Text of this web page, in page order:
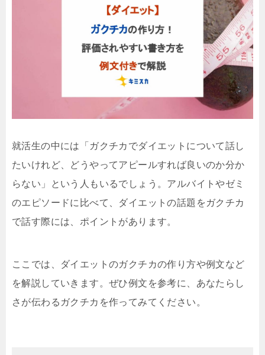
就活生の中には「ガクチカでダイエットについて話し
たいけれど、どうやってアピールすれば良いのか分か
らない」という人もいるでしょう。アルバイトやゼミ
のエピソードに比べて、ダイエットの話題をガクチカ
で話す際には、ポイントがあります。
ここでは、ダイエットのガクチカの作り方や例文など
を解説していきます。ぜひ例文を参考に、あなたらし
さが伝わるガクチカを作ってみてください。